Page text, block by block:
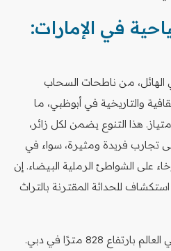
في الإمارات:
الهائل، من ناطحات السحاب
والتاريخية في أبوظبي، ما
هذا التنوع يضمن لكل زائر،
تجارب فريدة ومثيرة، سواء في
على الشواطئ الرملية البيضاء. إن
استكشاف للحداثة المقترنة بالتراث
828 مترًا في دبي.